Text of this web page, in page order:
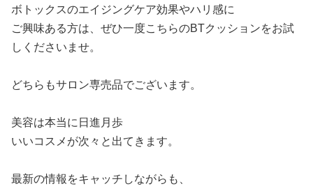
ボトックスのエイジングケア効果やハリ感に
ご興味ある方は、ぜひ一度こちらのBTクッションをお試
しくださいませ。
どちらもサロン専売品でございます。
美容は本当に日進月歩
いいコスメが次々と出てきます。
最新の情報をキャッチしながらも、